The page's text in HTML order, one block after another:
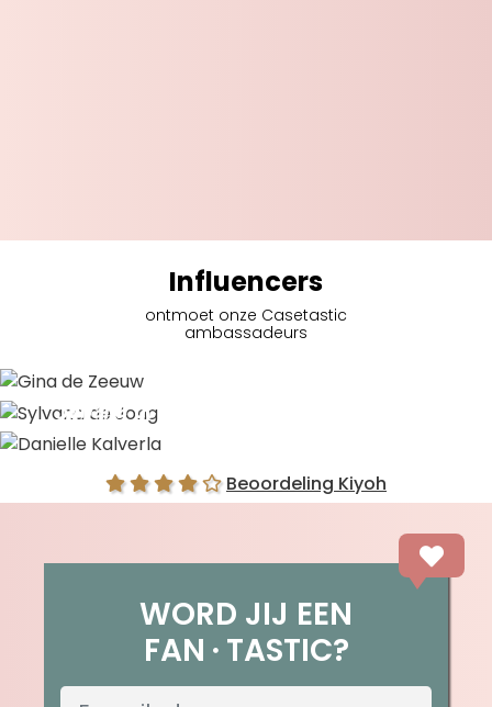
Influencers
ontmoet onze Casetastic
ambassadeurs
Sylvana de Jong
Beoordeling Kiyoh
WORD JIJ EEN
FAN TASTIC?